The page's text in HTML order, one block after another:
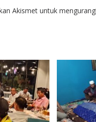
Akismet untuk